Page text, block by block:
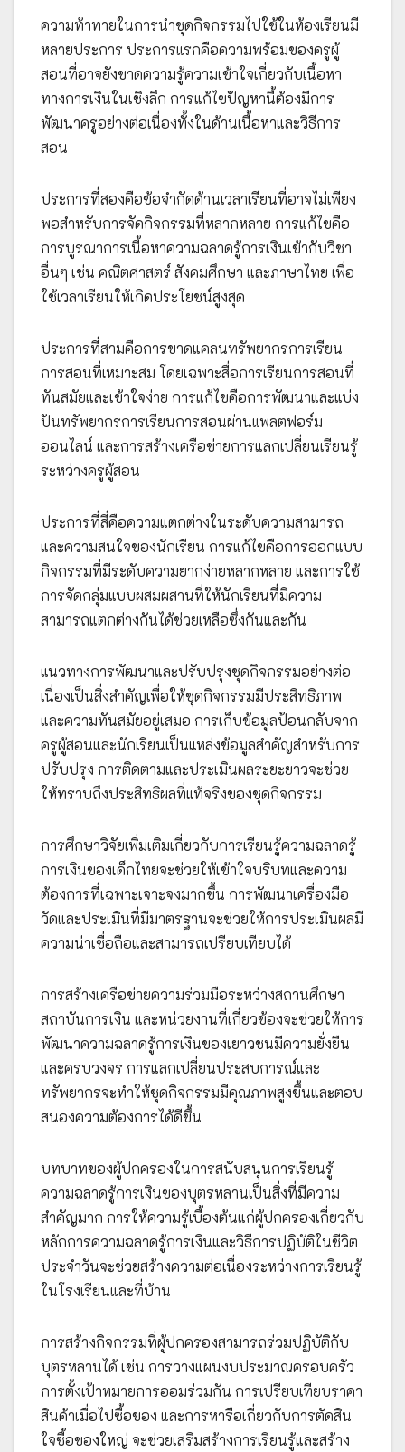
ความท้าทายในการนำชุดกิจกรรมไปใช้ในห้องเรียนมี
หลายประการ ประการแรกคือความพร้อมของครูผู้
สอนที่อาจยังขาดความรู้ความเข้าใจเกี่ยวกับเนื้อหา
ทางการเงินในเชิงลึก การแก้ไขปัญหานี้ต้องมีการ
พัฒนาครูอย่างต่อเนื่องทั้งในด้านเนื้อหาและวิธีการ
สอน
ประการที่สองคือข้อจำกัดด้านเวลาเรียนที่อาจไม่เพียง
พอสำหรับการจัดกิจกรรมที่หลากหลาย การแก้ไขคือ
การบูรณาการเนื้อหาความฉลาดรู้การเงินเข้ากับวิชา
อื่นๆ เช่น คณิตศาสตร์ สังคมศึกษา และภาษาไทย เพื่อ
ใช้เวลาเรียนให้เกิดประโยชน์สูงสุด
ประการที่สามคือการขาดแคลนทรัพยากรการเรียน
การสอนที่เหมาะสม โดยเฉพาะสื่อการเรียนการสอนที่
ทันสมัยและเข้าใจง่าย การแก้ไขคือการพัฒนาและแบ่ง
ปันทรัพยากรการเรียนการสอนผ่านแพลตฟอร์ม
ออนไลน์ และการสร้างเครือข่ายการแลกเปลี่ยนเรียนรู้
ระหว่างครูผู้สอน
ประการที่สี่คือความแตกต่างในระดับความสามารถ
และความสนใจของนักเรียน การแก้ไขคือการออกแบบ
กิจกรรมที่มีระดับความยากง่ายหลากหลาย และการใช้
การจัดกลุ่มแบบผสมผสานที่ให้นักเรียนที่มีความ
สามารถแตกต่างกันได้ช่วยเหลือซึ่งกันและกัน
แนวทางการพัฒนาและปรับปรุงชุดกิจกรรมอย่างต่อ
เนื่องเป็นสิ่งสำคัญเพื่อให้ชุดกิจกรรมมีประสิทธิภาพ
และความทันสมัยอยู่เสมอ การเก็บข้อมูลป้อนกลับจาก
ครูผู้สอนและนักเรียนเป็นแหล่งข้อมูลสำคัญสำหรับการ
ปรับปรุง การติดตามและประเมินผลระยะยาวจะช่วย
ให้ทราบถึงประสิทธิผลที่แท้จริงของชุดกิจกรรม
การศึกษาวิจัยเพิ่มเติมเกี่ยวกับการเรียนรู้ความฉลาดรู้
การเงินของเด็กไทยจะช่วยให้เข้าใจบริบทและความ
ต้องการที่เฉพาะเจาะจงมากขึ้น การพัฒนาเครื่องมือ
วัดและประเมินที่มีมาตรฐานจะช่วยให้การประเมินผลมี
ความน่าเชื่อถือและสามารถเปรียบเทียบได้
การสร้างเครือข่ายความร่วมมือระหว่างสถานศึกษา
สถาบันการเงิน และหน่วยงานที่เกี่ยวข้องจะช่วยให้การ
พัฒนาความฉลาดรู้การเงินของเยาวชนมีความยั่งยืน
และครบวงจร การแลกเปลี่ยนประสบการณ์และ
ทรัพยากรจะทำให้ชุดกิจกรรมมีคุณภาพสูงขึ้นและตอบ
สนองความต้องการได้ดีขึ้น
บทบาทของผู้ปกครองในการสนับสนุนการเรียนรู้
ความฉลาดรู้การเงินของบุตรหลานเป็นสิ่งที่มีความ
สำคัญมาก การให้ความรู้เบื้องต้นแก่ผู้ปกครองเกี่ยวกับ
หลักการความฉลาดรู้การเงินและวิธีการปฏิบัติในชีวิต
ประจำวันจะช่วยสร้างความต่อเนื่องระหว่างการเรียนรู้
ในโรงเรียนและที่บ้าน
การสร้างกิจกรรมที่ผู้ปกครองสามารถร่วมปฏิบัติกับ
บุตรหลานได้ เช่น การวางแผนงบประมาณครอบครัว
การตั้งเป้าหมายการออมร่วมกัน การเปรียบเทียบราคา
สินค้าเมื่อไปซื้อของ และการหารือเกี่ยวกับการตัดสิน
ใจซื้อของใหญ่ จะช่วยเสริมสร้างการเรียนรู้และสร้าง